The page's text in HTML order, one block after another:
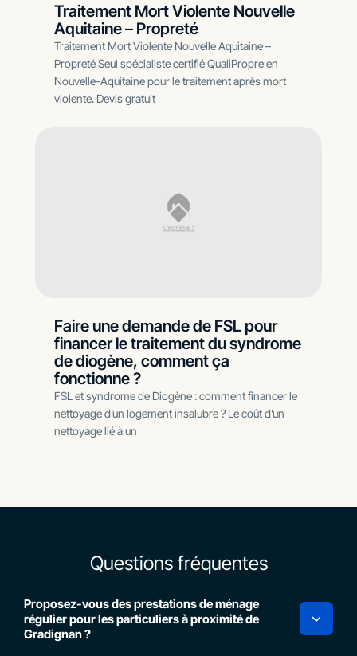
Traitement Mort Violente Nouvelle
Aquitaine – Propreté
Traitement Mort Violente Nouvelle Aquitaine –
Propreté Seul spécialiste certifié QualiPropre en
Nouvelle-Aquitaine pour le traitement après mort
violente. Devis gratuit
Faire une demande de FSL pour
financer le traitement du syndrome
de diogène, comment ça
fonctionne ?
FSL et syndrome de Diogène : comment financer le
nettoyage d’un logement insalubre ? Le coût d’un
nettoyage lié à un
Questions fréquentes
Proposez-vous des prestations de ménage
régulier pour les particuliers à proximité de
Gradignan ?